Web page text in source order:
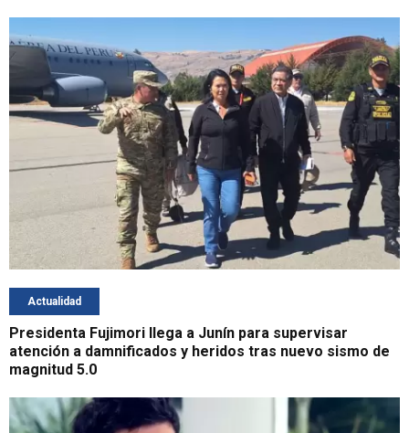
Actualidad
Presidenta Fujimori llega a Junín para supervisar
atención a damnificados y heridos tras nuevo sismo de
magnitud 5.0